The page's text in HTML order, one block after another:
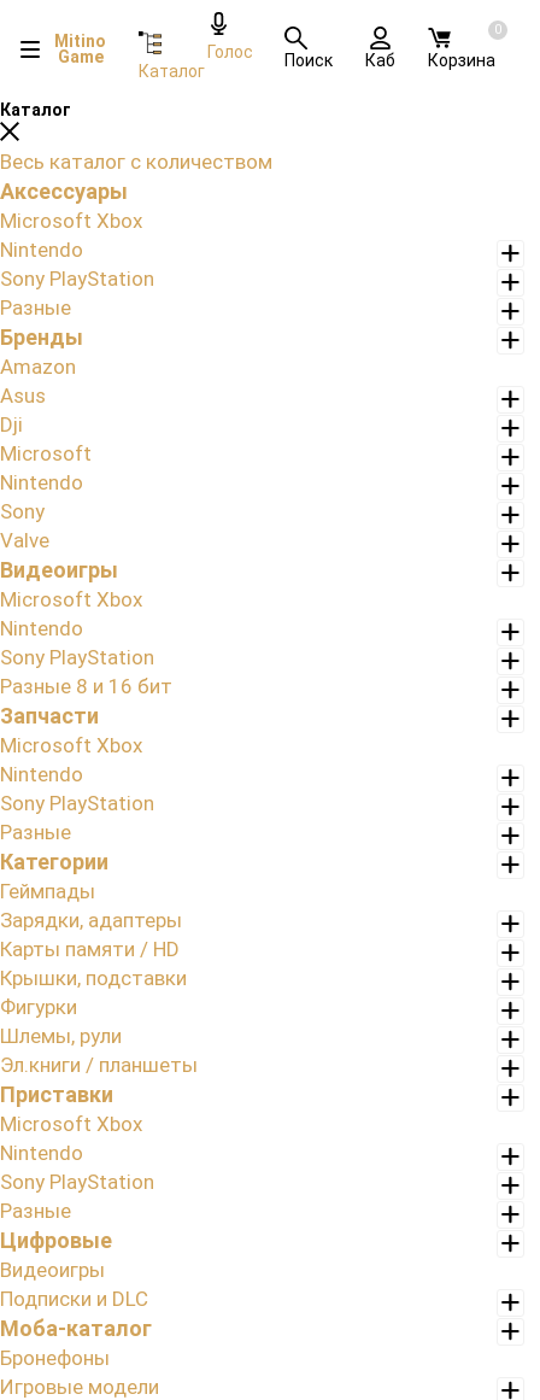
Mitino
Game
Каталог
Голос Поиск Каб
0
Корзина
Каталог
Весь каталог с количеством
Аксессуары
Microsoft Xbox
Nintendo
Sony PlayStation
Разные
Бренды
Amazon
Asus
Dji
Microsoft
Nintendo
Sony
Valve
Видеоигры
Microsoft Xbox
Nintendo
Sony PlayStation
Разные 8 и 16 бит
Запчасти
Microsoft Xbox
Nintendo
Sony PlayStation
Разные
Категории
Геймпады
Зарядки, адаптеры
Карты памяти / HD
Крышки, подставки
Фигурки
Шлемы, рули
Эл.книги / планшеты
Приставки
Microsoft Xbox
Nintendo
Sony PlayStation
Разные
Цифровые
Видеоигры
Подписки и DLC
Моба-каталог
Бронефоны
Игровые модели